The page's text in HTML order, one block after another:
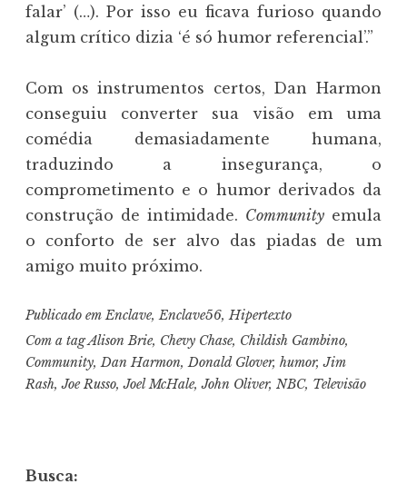
falar’ (…). Por isso eu ficava furioso quando
algum crítico dizia ‘é só humor referencial’.”
Com os instrumentos certos, Dan Harmon
conseguiu converter sua visão em uma
comédia demasiadamente humana,
traduzindo a insegurança, o
comprometimento e o humor derivados da
construção de intimidade. Community emula
o conforto de ser alvo das piadas de um
amigo muito próximo.
Publicado emEnclave,Enclave56,Hipertexto
Com a tagAlison Brie, Chevy Chase, Childish Gambino,
Community,Dan Harmon,Donald Glover, humor,Jim
Rash,Joe Russo,Joel McHale,John Oliver, NBC, Televisão
Busca: